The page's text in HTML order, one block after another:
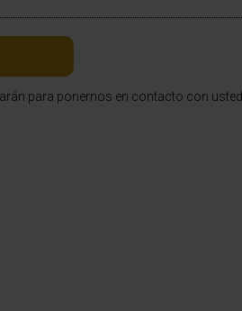
para ponernos en contacto con usted.